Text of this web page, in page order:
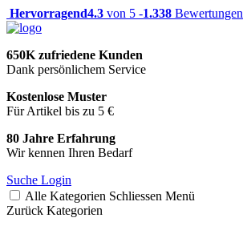
Hervorragend4.3 von 5 -1.338 Bewertungen
650K zufriedene Kunden
Dank persönlichem Service
Kostenlose Muster
Für Artikel bis zu 5 €
80 Jahre Erfahrung
Wir kennen Ihren Bedarf
Suche Login
Alle Kategorien Schliessen Menü
Zurück Kategorien